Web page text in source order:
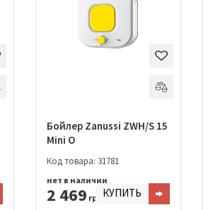
Бойлер Zanussi ZWH/S 15
Mini O
Код товара: 31781
2 469 грн.
нет в наличии
КУПИТЬ